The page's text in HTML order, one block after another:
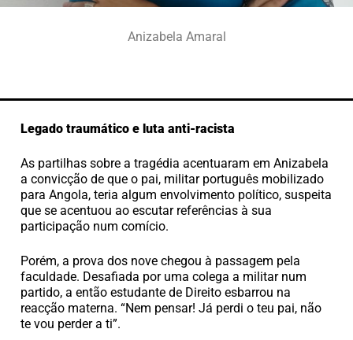
Anizabela Amaral
Legado traumático e luta anti-racista
As partilhas sobre a tragédia acentuaram em Anizabela
a convicção de que o pai, militar português mobilizado
para Angola, teria algum envolvimento político, suspeita
que se acentuou ao escutar referências à sua
participação num comício.
Porém, a prova dos nove chegou à passagem pela
faculdade. Desafiada por uma colega a militar num
partido, a então estudante de Direito esbarrou na
reacção materna. “Nem pensar! Já perdi o teu pai, não
te vou perder a ti”.